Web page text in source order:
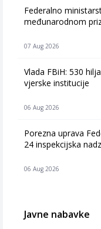
Federalno
međunarodnom
07 Aug 2026
Vlada FBiH: 530
vjerske institucije
06 Aug 2026
Porezna uprava
24 inspekcijska
06 Aug 2026
Javne nabavke